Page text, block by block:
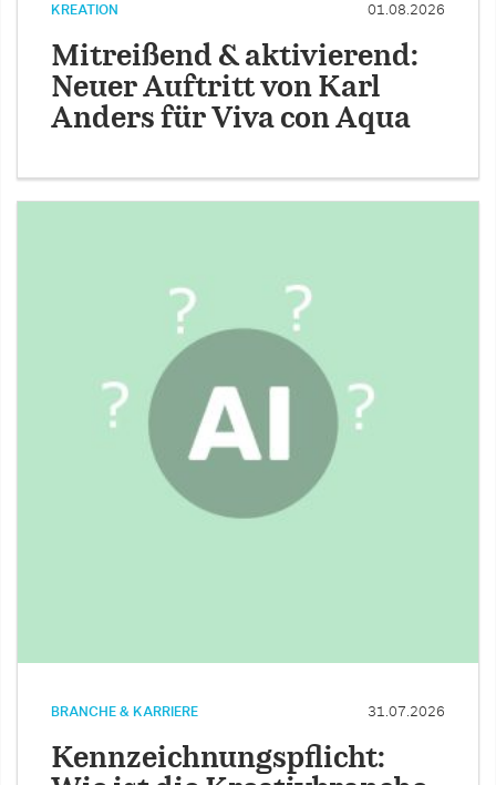
KREATION 01.08.2026
Mitreißend & aktivierend:
Neuer Auftritt von Karl
Anders für Viva con Aqua
BRANCHE & KARRIERE 31.07.2026
Kennzeichnungspflicht: